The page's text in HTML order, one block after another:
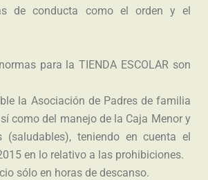
de conducta como el orden y el
para la TIENDA ESCOLAR son
la Asociación de Padres de familia
como del manejo de la Caja Menor y
(saludables), teniendo en cuenta el
en lo relativo a las prohibiciones.
sólo en horas de descanso.